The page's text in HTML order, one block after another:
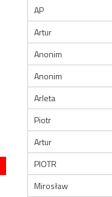
AP
Artur
Anonim
Anonim
Arleta
Piotr
Artur
PIOTR
Mirosław